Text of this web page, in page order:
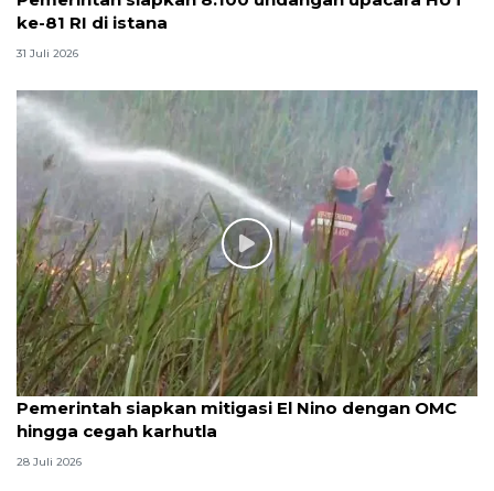
ke-81 RI di istana
31 Juli 2026
Pemerintah siapkan mitigasi El Nino dengan OMC
hingga cegah karhutla
28 Juli 2026